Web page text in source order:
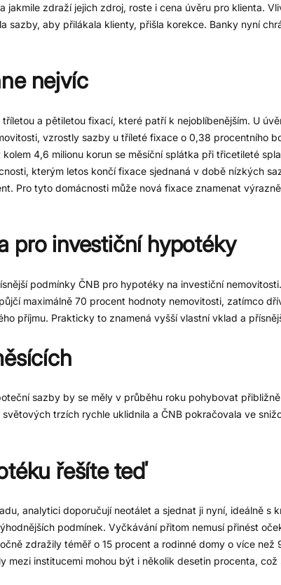
jakmile zdraží jejich zdroj, roste i cena úvěru pro klienta.
sazby, aby přilákala klienty, přišla korekce. Banky nyní
nejvíc
a pětiletou fixací, které patří k nejoblíbenějším. U
vzrostly sazby u tříleté fixace o 0,38 procentního
4,6 milionu korun se měsíční splátka při třicetileté
kterým letos končí fixace sjednaná v době nízkých
Pro tyto domácnosti může nová fixace znamenat
pro investiční hypotéky
podmínky ČNB pro hypotéky na investiční
maximálně 70 procent hodnoty nemovitosti, zatímco
příjmu. Prakticky to znamená vyšší vlastní vklad a
sazby by se měly v průběhu roku pohybovat
trzích rychle uklidnila a ČNB pokračovala ve
řešíte teď
analytici doporučují neotálet a sjednat ji nyní, ideálně s
podmínek. Vyčkávání přitom nemusí přinést
zdražily téměř o 15 procent a rodinné domy o více
mezi institucemi mohou být i několik desetin procenta,